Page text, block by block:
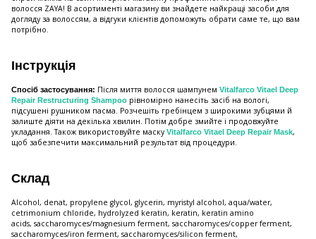
волосся ZAYA! В асортименті магазину ви знайдете найкращі засоби для
догляду за волоссям, а відгуки клієнтів допоможуть обрати саме те, що вам
потрібно.
Інструкція
Спосіб застосування: Після миття волосся шампунем Vitalfarco Vitael Deep
Repair Restructuring Shampoo рівномірно нанесіть засіб на вологі,
підсушені рушником пасма. Розчешіть гребінцем з широкими зубцями й
залиште діяти на декілька хвилин. Потім добре змийте і продовжуйте
укладання. Також використовуйте маскуVitalfarco Vitael Deep Repair Mask,
щоб забезпечити максимальний результат від процедури.
Склад
Alcohol, denat, propylene glycol, glycerin, myristyl alcohol, aqua/water,
cetrimonium chloride, hydrolyzed keratin, keratin, keratin amino
acids, saccharomyces/magnesium ferment, saccharomyces/copper ferment,
saccharomyces/iron ferment, saccharomyces/silicon ferment,